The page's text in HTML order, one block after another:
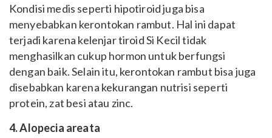
Kondisi medis seperti hipotiroid juga bisa
menyebabkan kerontokan rambut. Hal ini dapat
terjadi karena kelenjar tiroid Si Kecil tidak
menghasilkan cukup hormon untuk berfungsi
dengan baik. Selain itu, kerontokan rambut bisa juga
disebabkan karena kekurangan nutrisi seperti
protein, zat besi atau zinc.
4. Alopecia areata